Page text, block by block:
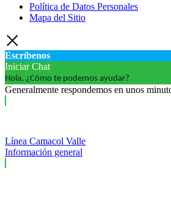
Política de Datos Personales
Mapa del Sitio
Escríbenos
Iniciar Chat
Hola, ¿Cómo te podemos ayudar?
Generalmente respondemos en unos
Línea Camacol Valle
Información general